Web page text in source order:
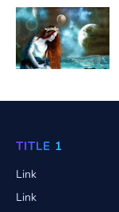
TITLE 1
Link
Link